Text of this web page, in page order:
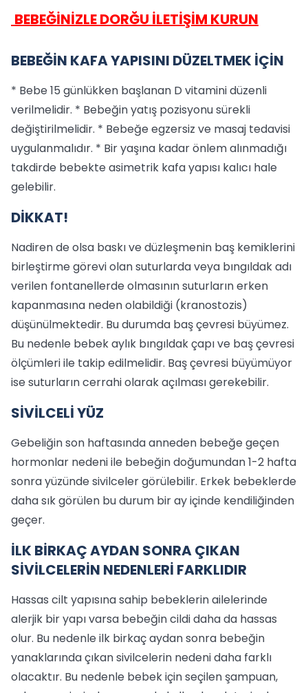
BEBEĞİNİZLE DORĞU İLETİŞİM KURUN
BEBEĞİN KAFA YAPISINI DÜZELTMEK İÇİN
* Bebe 15 günlükken başlanan D vitamini düzenli
verilmelidir. * Bebeğin yatış pozisyonu sürekli
değiştirilmelidir. * Bebeğe egzersiz ve masaj tedavisi
uygulanmalıdır. * Bir yaşına kadar önlem alınmadığı
takdirde bebekte asimetrik kafa yapısı kalıcı hale
gelebilir.
DİKKAT!
Nadiren de olsa baskı ve düzleşmenin baş kemiklerini
birleştirme görevi olan suturlarda veya bıngıldak adı
verilen fontanellerde olmasının suturların erken
kapanmasına neden olabildiği (kranostozis)
düşünülmektedir. Bu durumda baş çevresi büyümez.
Bu nedenle bebek aylık bıngıldak çapı ve baş çevresi
ölçümleri ile takip edilmelidir. Baş çevresi büyümüyor
ise suturların cerrahi olarak açılması gerekebilir.
SİVİLCELİ YÜZ
Gebeliğin son haftasında anneden bebeğe geçen
hormonlar nedeni ile bebeğin doğumundan 1-2 hafta
sonra yüzünde sivilceler görülebilir. Erkek bebeklerde
daha sık görülen bu durum bir ay içinde kendiliğinden
geçer.
İLK BİRKAÇ AYDAN SONRA ÇIKAN
SİVİLCELERİN NEDENLERİ FARKLIDIR
Hassas cilt yapısına sahip bebeklerin ailelerinde
alerjik bir yapı varsa bebeğin cildi daha da hassas
olur. Bu nedenle ilk birkaç aydan sonra bebeğin
yanaklarında çıkan sivilcelerin nedeni daha farklı
olacaktır. Bu nedenle bebek için seçilen şampuan,